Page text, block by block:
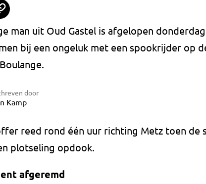
man uit Oud Gastel is afgelopen
bij een ongeluk met een spookrijder op
door
Kamp
reed rond één uur richting Metz toen de
plotseling opdook.
afgeremd